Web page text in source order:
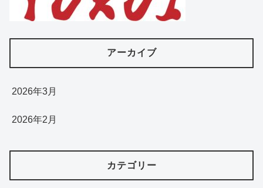
アーカイブ
2026年3月
2026年2月
カテゴリー